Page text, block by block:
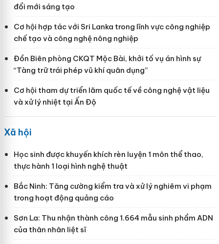
đổi mới sáng tạo
Cơ hội hợp tác với Sri Lanka trong lĩnh vực công nghiệp
chế tạo và công nghệ nông nghiệp
Đồn Biên phòng CKQT Mộc Bài, khởi tố vụ án hình sự
“Tàng trữ trái phép vũ khí quân dụng”
Cơ hội tham dự triển lãm quốc tế về công nghệ vật liệu
và xử lý nhiệt tại Ấn Độ
Xã hội
Học sinh được khuyến khích rèn luyện 1 môn thể thao,
thực hành 1 loại hình nghệ thuật
Bắc Ninh: Tăng cường kiểm tra và xử lý nghiêm vi phạm
trong hoạt động quảng cáo
Sơn La: Thu nhận thành công 1.664 mẫu sinh phẩm ADN
của thân nhân liệt sĩ